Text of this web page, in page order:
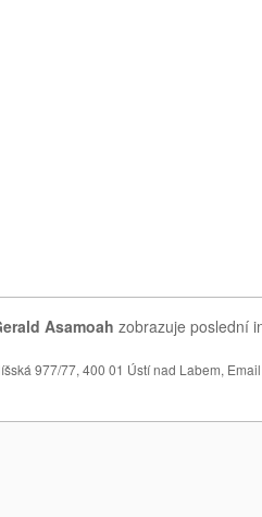
Asamoah zobrazuje poslední
977/77, 400 01 Ústí nad Labem,